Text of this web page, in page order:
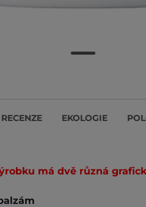
RECENZE EKOLOGIE
má dvě různá